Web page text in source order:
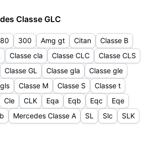
Classe GLC
300 Amg gt Citan
Classe B
Classe cla Classe CLC
Classe CLS
Classe GL Classe gla
Classe gle
Classe M Classe S
Classe t
Cle CLK Eqa Eqb Eqc
Eqe
Mercedes Classe A SL Slc
SLK